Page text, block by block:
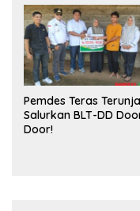
Pemdes Teras
Salurkan BLT-DD
Door!